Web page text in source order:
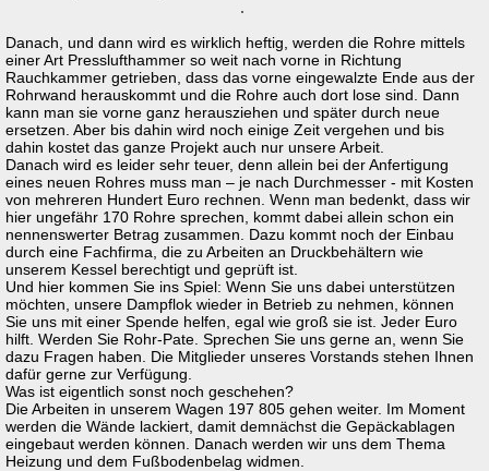
Danach, und dann wird es wirklich heftig, werden die Rohre mittels
einer Art Presslufthammer so weit nach vorne in Richtung
Rauchkammer getrieben, dass das vorne eingewalzte Ende aus der
Rohrwand herauskommt und die Rohre auch dort lose sind. Dann
kann man sie vorne ganz herausziehen und später durch neue
ersetzen. Aber bis dahin wird noch einige Zeit vergehen und bis
dahin kostet das ganze Projekt auch nur unsere Arbeit.
Danach wird es leider sehr teuer, denn allein bei der Anfertigung
eines neuen Rohres muss man – je nach Durchmesser - mit Kosten
von mehreren Hundert Euro rechnen. Wenn man bedenkt, dass wir
hier ungefähr 170 Rohre sprechen, kommt dabei allein schon ein
nennenswerter Betrag zusammen. Dazu kommt noch der Einbau
durch eine Fachfirma, die zu Arbeiten an Druckbehältern wie
unserem Kessel berechtigt und geprüft ist.
Und hier kommen Sie ins Spiel: Wenn Sie uns dabei unterstützen
möchten, unsere Dampflok wieder in Betrieb zu nehmen, können
Sie uns mit einer Spende helfen, egal wie groß sie ist. Jeder Euro
hilft. Werden Sie Rohr-Pate. Sprechen Sie uns gerne an, wenn Sie
dazu Fragen haben. Die Mitglieder unseres Vorstands stehen Ihnen
dafür gerne zur Verfügung.
Was ist eigentlich sonst noch geschehen?
Die Arbeiten in unserem Wagen 197 805 gehen weiter. Im Moment
werden die Wände lackiert, damit demnächst die Gepäckablagen
eingebaut werden können. Danach werden wir uns dem Thema
Heizung und dem Fußbodenbelag widmen.